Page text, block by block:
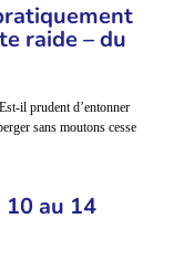
raide – du
il prudent d’entonner
sans moutons cesse
au 14